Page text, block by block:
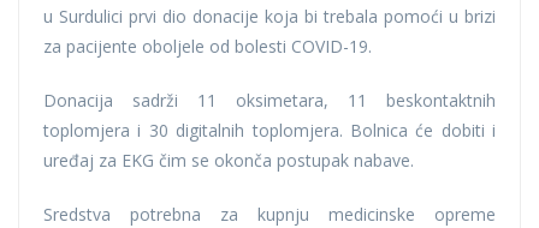
u Surdulici prvi dio donacije koja bi trebala pomoći u brizi
za pacijente oboljele od bolesti COVID-19.
Donacija sadrži 11 oksimetara, 11 beskontaktnih
toplomjera i 30 digitalnih toplomjera. Bolnica će dobiti i
uređaj za EKG čim se okonča postupak nabave.
Sredstva potrebna za kupnju medicinske opreme